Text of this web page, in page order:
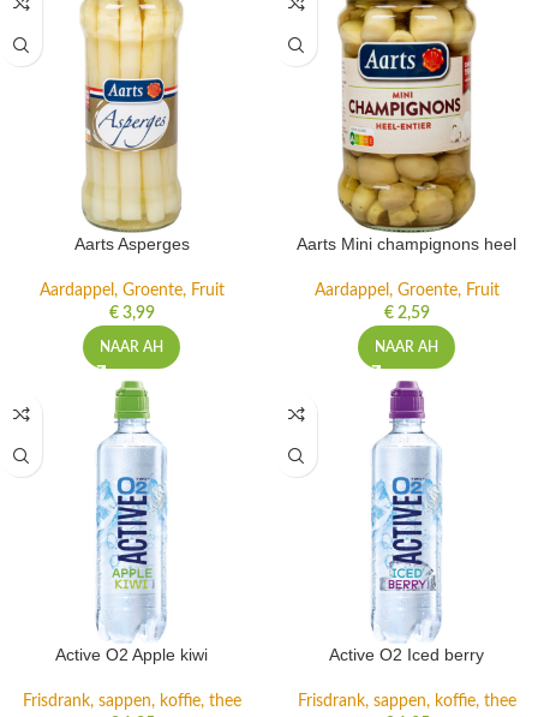
Aarts Asperges
Aardappel, Groente, Fruit
€3,99
NAAR AH
Aarts Mini champignons heel
Aardappel, Groente, Fruit
€2,59
NAAR AH
Active O2 Apple kiwi
Frisdrank, sappen, koffie, thee
Active O2 Iced berry
Frisdrank, sappen, koffie, thee